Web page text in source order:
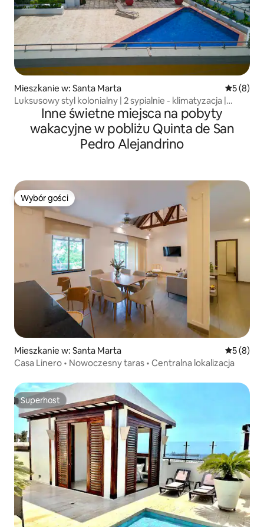
Mieszkanie w: Santa Marta Średnia
5 (8)
Luksusowy styl kolonialny | 2 sypialnie - klimatyzacja |
Centrum Historyczne
Inne świetne miejsca na pobyty
wakacyjne w pobliżu Quinta de San
Pedro Alejandrino
Wybór gości
Wybór gości
Mieszkanie w: Santa Marta Średnia
5 (8)
Casa Linero • Nowoczesny taras • Centralna lokalizacja
Superhost
Superhost